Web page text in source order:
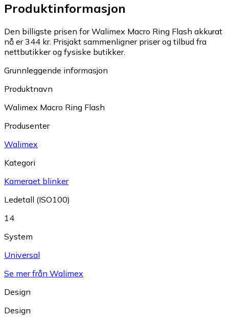
Produktinformasjon
Den billigste prisen for Walimex Macro Ring Flash akkurat
nå er 344 kr. Prisjakt sammenligner priser og tilbud fra
nettbutikker og fysiske butikker.
Grunnleggende informasjon
Produktnavn
Walimex Macro Ring Flash
Produsenter
Walimex
Kategori
Kameraet blinker
Ledetall (ISO100)
14
System
Universal
Se mer från Walimex
Design
Design